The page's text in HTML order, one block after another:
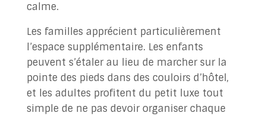
calme.
Les familles apprécient particulièrement
l’espace supplémentaire. Les enfants
peuvent s’étaler au lieu de marcher sur la
pointe des pieds dans des couloirs d’hôtel,
et les adultes profitent du petit luxe tout
simple de ne pas devoir organiser chaque